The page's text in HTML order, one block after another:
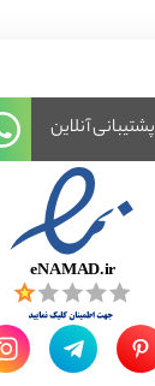
پشتیبانی آنلاین